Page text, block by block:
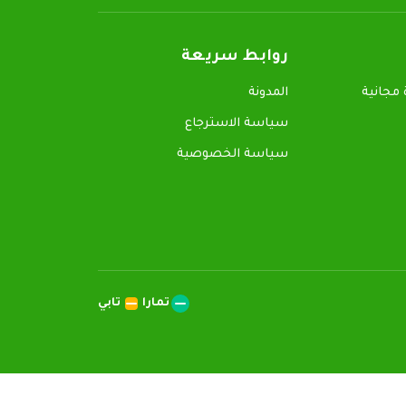
روابط سريعة
المدونة
سياسة الاسترجاع
سياسة الخصوصية
تمارا تابي